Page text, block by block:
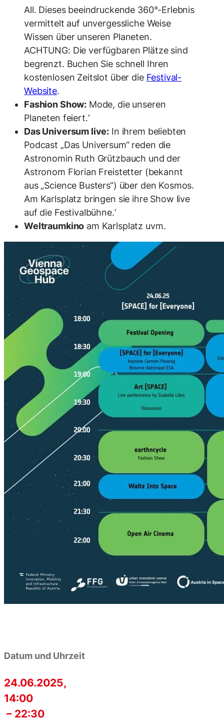
All. Dieses beeindruckende 360°-Erlebnis
vermittelt auf unvergessliche Weise
Wissen über unseren Planeten.
ACHTUNG: Die verfügbaren Plätze sind
begrenzt. Buchen Sie schnell Ihren
kostenlosen Zeitslot über die Festival-
Website.
Fashion Show: Mode, die unseren
Planeten feiert.‘
Das Universum live: In ihrem beliebten
Podcast „Das Universum“ reden die
Astronomin Ruth Grützbauch und der
Astronom Florian Freistetter (bekannt
aus „Science Busters“) über den Kosmos.
Am Karlsplatz bringen sie ihre Show live
auf die Festivalbühne.‘
Weltraumkino am Karlsplatz uvm.
Datum und Uhrzeit
24.06.2025,
14:00
– 22:30